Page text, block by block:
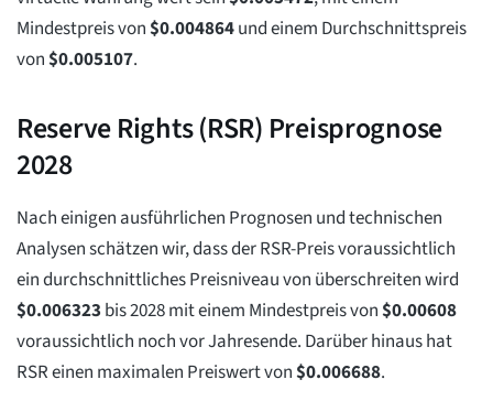
Mindestpreis von$0.004864und einem Durchschnittspreis
von$0.005107.
Reserve Rights (RSR) Preisprognose
2028
Nach einigen ausführlichen Prognosen und technischen
Analysen schätzen wir, dass der RSR-Preis voraussichtlich
ein durchschnittliches Preisniveau von überschreiten wird
$0.006323 bis 2028 mit einem Mindestpreis von$0.00608
voraussichtlich noch vor Jahresende. Darüber hinaus hat
RSR einen maximalen Preiswert von$0.006688.